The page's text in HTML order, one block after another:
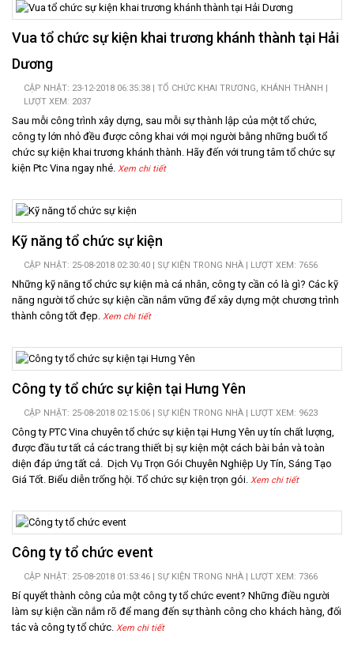
Vua tổ chức sự kiện khai trương khánh thành tại Hải
Dương
CẬP NHẬT: 23-12-2018 06:35:38 | TỔ CHỨC KHAI TRƯƠNG, KHÁNH THÀNH
LƯỢT XEM: 2037
Sau mỗi công trình xây dựng, sau mỗi sự thành lập của một tổ chức,
công ty lớn nhỏ đều được công khai với mọi người bằng những buổi tổ
chức sự kiện khai trương khánh thành. Hãy đến với trung tâm tổ chức sự
kiện Ptc Vina ngay nhé. Xem chi tiết
Kỹ năng tổ chức sự kiện
CẬP NHẬT: 25-08-2018 02:30:40 | SỰ KIỆN TRONG NHÀ | LƯỢT XEM: 7656
Những kỹ năng tổ chức sự kiện mà cá nhân, công ty cần có là gì? Các kỹ
năng người tổ chức sự kiện cần nắm vững để xây dựng một chương trình
thành công tốt đẹp. Xem chi tiết
Công ty tổ chức sự kiện tại Hưng Yên
CẬP NHẬT: 25-08-2018 02:15:06 | SỰ KIỆN TRONG NHÀ | LƯỢT XEM: 9623
Công ty PTC Vina chuyên tổ chức sự kiện tại Hưng Yên uy tín chất lượng,
được đầu tư tất cả các trang thiết bị sự kiện một cách bài bản và toàn
diện đáp ứng tất cả. Dịch Vụ Trọn Gói Chuyên Nghiệp Uy Tín, Sáng Tạo
Giá Tốt. Biểu diễn trống hội. Tổ chức sự kiện trọn gói. Xem chi tiết
Công ty tổ chức event
CẬP NHẬT: 25-08-2018 01:53:46 | SỰ KIỆN TRONG NHÀ | LƯỢT XEM: 7366
Bí quyết thành công của một công ty tổ chức event? Những điều người
làm sự kiện cần nắm rõ để mang đến sự thành công cho khách hàng, đối
tác và công ty tổ chức. Xem chi tiết